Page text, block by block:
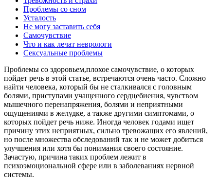
Проблемы со сном
Усталость
Не могу заставить себя
Самочувствие
Что и как лечат неврологи
Сексуальные проблемы
Проблемы со здоровьем,плохое самочувствие, о которых
пойдет речь в этой статье, встречаются очень часто. Сложно
найти человека, который бы не сталкивался с головным
болями, приступами учащенного сердцебиения, чувством
мышечного перенапряжения, болями и неприятными
ощущениями в желудке, а также другими симптомами, о
которых пойдет речь ниже. Иногда человек годами ищет
причину этих неприятных, сильно тревожащих его явлений,
но после множества обследований так и не может добиться
улучшения или хотя бы понимания своего состояние.
Зачастую, причина таких проблем лежит в
психоэмоциональной сфере или в заболеваниях нервной
системы.